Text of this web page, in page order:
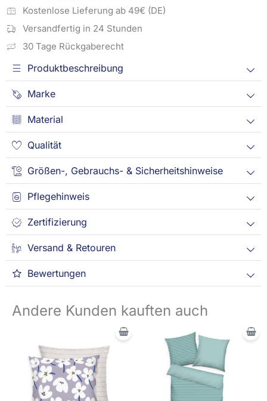
Kostenlose Lieferung ab 49€ (DE)
Versandfertig in 24 Stunden
30 Tage Rückgaberecht
Produktbeschreibung
Marke
Material
Qualität
Größen-, Gebrauchs- & Sicherheitshinweise
Pflegehinweis
Zertifizierung
Versand & Retouren
Bewertungen
Andere Kunden kauften auch